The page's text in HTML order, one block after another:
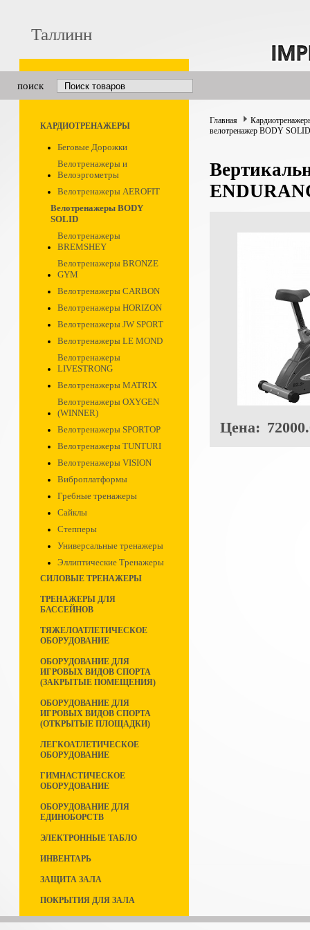
Таллинн
поиск
КАРДИОТРЕНАЖЕРЫ
Беговые Дорожки
Велотренажеры и
Велоэргометры
Велотренажеры AEROFIT
Велотренажеры BODY
SOLID
Велотренажеры
BREMSHEY
Велотренажеры BRONZE
GYM
Велотренажеры CARBON
Велотренажеры HORIZON
Велотренажеры JW SPORT
Велотренажеры LE MOND
Велотренажеры
LIVESTRONG
Велотренажеры MATRIX
Велотренажеры OXYGEN
(WINNER)
Велотренажеры SPORTOP
Велотренажеры TUNTURI
Велотренажеры VISION
Виброплатформы
Гребные тренажеры
Сайклы
Степперы
Универсальные тренажеры
Эллиптические Тренажеры
СИЛОВЫЕ ТРЕНАЖЕРЫ
ТРЕНАЖЕРЫ ДЛЯ
БАССЕЙНОВ
ТЯЖЕЛОАТЛЕТИЧЕСКОЕ
ОБОРУДОВАНИЕ
ОБОРУДОВАНИЕ ДЛЯ
ИГРОВЫХ ВИДОВ СПОРТА
(ЗАКРЫТЫЕ ПОМЕЩЕНИЯ)
ОБОРУДОВАНИЕ ДЛЯ
ИГРОВЫХ ВИДОВ СПОРТА
(ОТКРЫТЫЕ ПЛОЩАДКИ)
ЛЕГКОАТЛЕТИЧЕСКОЕ
ОБОРУДОВАНИЕ
ГИМНАСТИЧЕСКОЕ
ОБОРУДОВАНИЕ
ОБОРУДОВАНИЕ ДЛЯ
ЕДИНОБОРСТВ
ЭЛЕКТРОННЫЕ ТАБЛО
ИНВЕНТАРЬ
ЗАЩИТА ЗАЛА
ПОКРЫТИЯ ДЛЯ ЗАЛА
Главная
велотренажер BODY
Цена: